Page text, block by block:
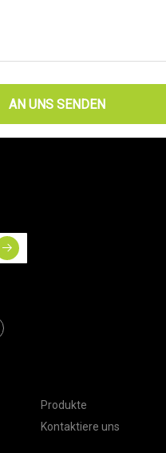
AN UNS SENDEN
Produkte
Kontaktiere uns